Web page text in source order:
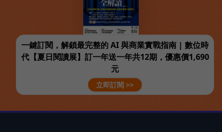
一鍵訂閱，解鎖最完整的 AI 與商業實戰指南 | 數位時
代【夏日閱讀展】訂一年送一年共12期，優惠價1,690
元
立即訂閱 >>